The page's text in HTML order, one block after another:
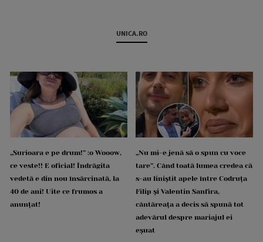
UNICA.RO
„Surioara e pe drum!” :o Wooow,
ce veste!! E oficial! Îndrăgita
vedetă e din nou însărcinată, la
40 de ani! Uite ce frumos a
anunțat!
„Nu mi-e jenă să o spun cu voce
tare”. Când toată lumea credea că
s-au liniștit apele între Codruța
Filip și Valentin Sanfira,
cântăreața a decis să spună tot
adevărul despre mariajul ei
eșuat